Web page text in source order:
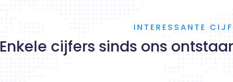
INTERESSANTE
Enkele cijfers sinds ons